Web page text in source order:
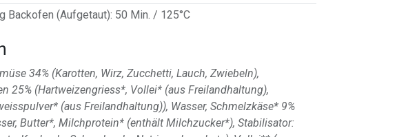
Backofen (Aufgetaut): 50 Min. / 125°C
34% (Karotten, Wirz, Zucchetti, Lauch, Zwiebeln),
25% (Hartweizengriess*, Vollei* (aus Freilandhaltung),
(aus Freilandhaltung)), Wasser, Schmelzkäse* 9%
Butter*, Milchprotein* (enthält Milchzucker*), Stabilisator: